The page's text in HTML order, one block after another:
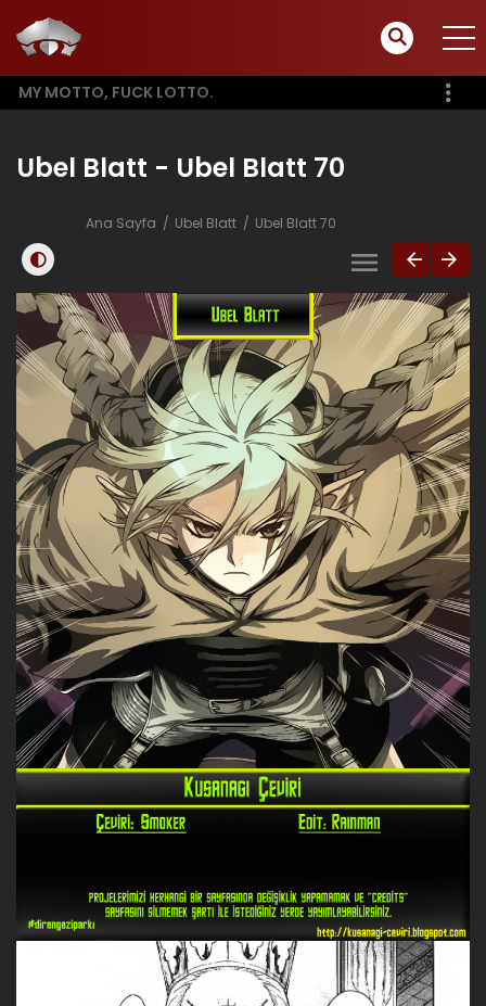
MY MOTTO, FUCK LOTTO.
Ubel Blatt - Ubel Blatt 70
Ana Sayfa Ubel Blatt Ubel Blatt 70